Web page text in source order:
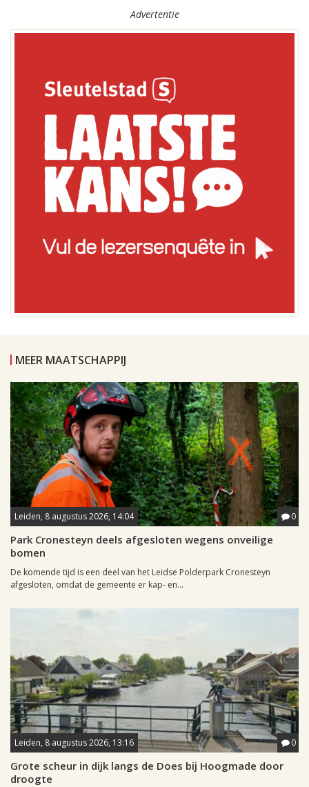
Advertentie
MEER MAATSCHAPPIJ
Leiden, 8 augustus 2026, 14:04 0
Park Cronesteyn deels afgesloten wegens onveilige
bomen
De komende tijd is een deel van het Leidse Polderpark Cronesteyn
afgesloten, omdat de gemeente er kap- en...
Leiden, 8 augustus 2026, 13:16 0
Grote scheur in dijk langs de Does bij Hoogmade door
droogte